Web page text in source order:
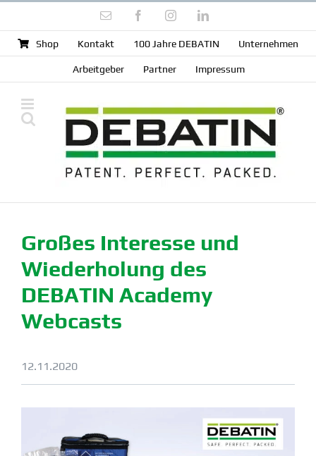
springen
E-
FacebookInstagramLinkedIn
Shop Kontakt 100 Jahre DEBATIN Unter­nehmen
Arbeit­geber Partner Impressum
Großes Interesse und
Wieder­holung des
DEBATIN Academy
Webcasts
12.11.2020